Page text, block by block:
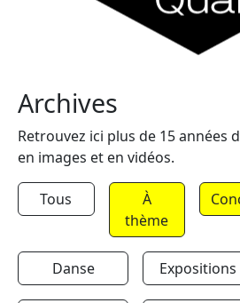
Archives
Retrouvez ici plus de 15 années
en images et en vidéos.
Tous
À
thème
Danse Expositions